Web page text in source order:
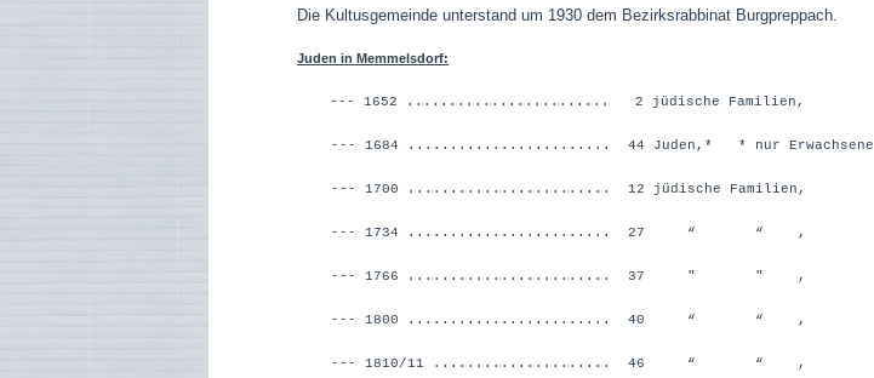
Die Kultusgemeinde unterstand um 1930 dem Bezirksrabbinat Burgpreppach.
Juden in Memmelsdorf:
--- 1652 ........................ 2 jüdische Familien,
--- 1684 ........................ 44 Juden,* * nur Erwachsene
--- 1700 ........................ 12 jüdische Familien,
--- 1734 ........................ 27 “ “ ,
--- 1766 ........................ 37 " " ,
--- 1800 ........................ 40 “ “ ,
--- 1810/11 ..................... 46 “ “ ,